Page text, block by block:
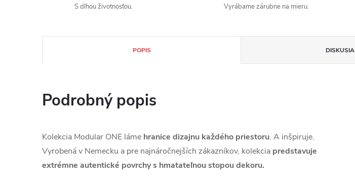
S dlhou životnosťou. Vyrábame zárubne na mieru.
POPIS DISKUSIA
Podrobný popis
Kolekcia Modular ONE láme hranice dizajnu každého priestoru. A inšpiruje.
Vyrobená v Nemecku a pre najnáročnejších zákazníkov, kolekcia predstavuje
extrémne autentické povrchy s hmatateľnou stopou dekoru.